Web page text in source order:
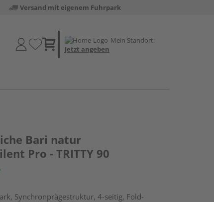
Versand mit eigenem Fuhrpark
Mein Standort:
Jetzt angeben
Bari natur
Pro - TRITTY 90
Synchronprägestruktur, 4-seitig, Fold-